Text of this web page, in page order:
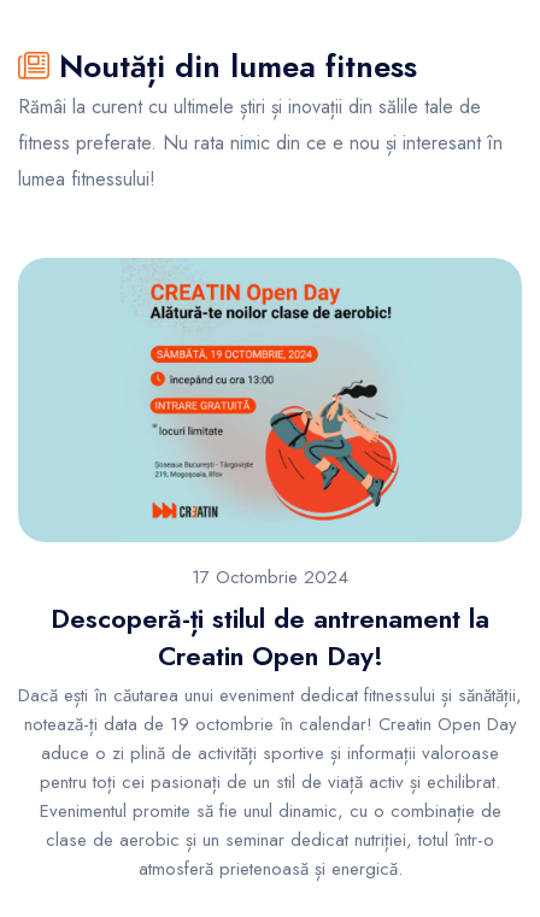
Noutăți din lumea fitness
Rămâi la curent cu ultimele știri și inovații din sălile tale de
fitness preferate. Nu rata nimic din ce e nou și interesant în
lumea fitnessului!
17 Octombrie 2024
Descoperă-ți stilul de antrenament la
Creatin Open Day!
Dacă ești în căutarea unui eveniment dedicat fitnessului și sănătății,
notează-ți data de 19 octombrie în calendar! Creatin Open Day
aduce o zi plină de activități sportive și informații valoroase
pentru toți cei pasionați de un stil de viață activ și echilibrat.
Evenimentul promite să fie unul dinamic, cu o combinație de
clase de aerobic și un seminar dedicat nutriției, totul într-o
atmosferă prietenoasă și energică.